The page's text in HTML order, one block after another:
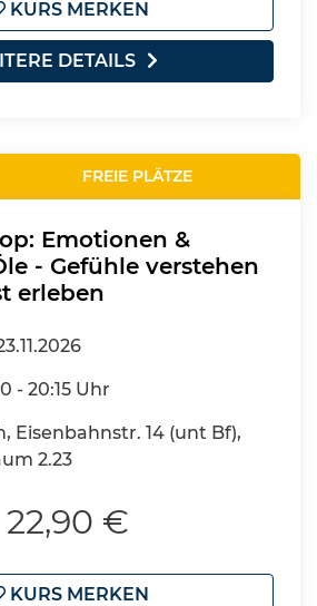
KURS MERKEN
DETAILS
FREIE PLÄTZE
Emotionen &
- Gefühle verstehen
erleben
- 20:15 Uhr
Eisenbahnstr. 14 (unt Bf),
2.23
22,90 €
KURS MERKEN